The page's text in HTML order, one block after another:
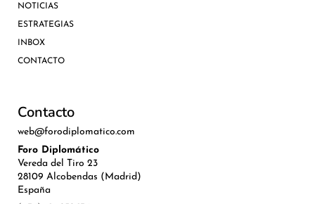
NOTICIAS
ESTRATEGIAS
INBOX
CONTACTO
Contacto
web@forodiplomatico.com
Foro Diplomático
Vereda del Tiro 23
28109 Alcobendas (Madrid)
España